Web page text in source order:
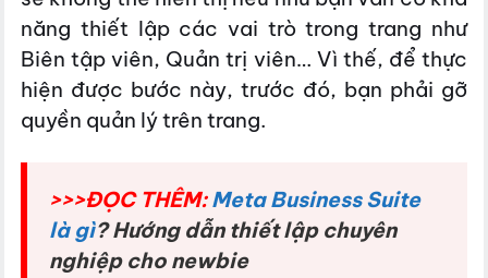
năng thiết lập các vai trò trong trang như
Biên tập viên, Quản trị viên… Vì thế, để thực
hiện được bước này, trước đó, bạn phải gỡ
quyền quản lý trên trang.
>>>ĐỌC THÊM: Meta Business Suite
là gì? Hướng dẫn thiết lập chuyên
nghiệp cho newbie